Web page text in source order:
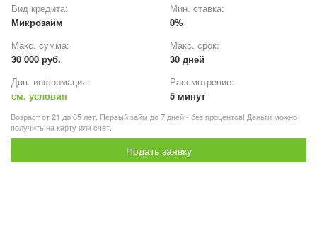
Вид кредита:
Микрозайм
Мин. ставка:
0%
Макс. сумма:
30 000 руб.
Макс. срок:
30 дней
Доп. информация:
см. условия
Рассмотрение:
5 минут
Возраст от 21 до 65 лет. Первый займ до 7 дней - без процентов! Деньги можно
получить на карту или счет.
Подать заявку